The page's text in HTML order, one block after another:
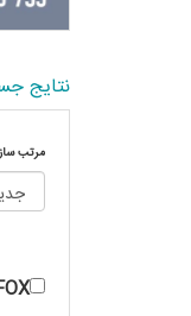
نتایج
مرتب